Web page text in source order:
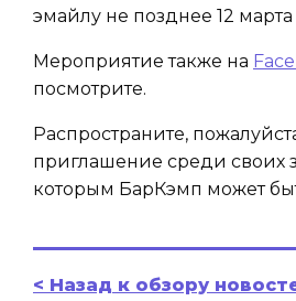
эмайлу не позднее 12 марта
Мероприятие также на
посмотрите.
Распространите,
приглашение среди своих
которым БарКэмп может
< Назад к обзору